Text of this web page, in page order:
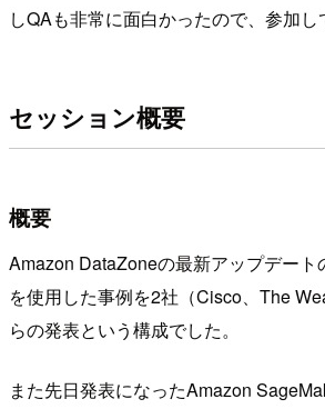
しQAも非常に面白かったので、参加し
セッション概要
概要
Amazon DataZoneの最新アップデー
を使用した事例を2社（Cisco、The
らの発表という構成でした。
また先日発表になったAmazon